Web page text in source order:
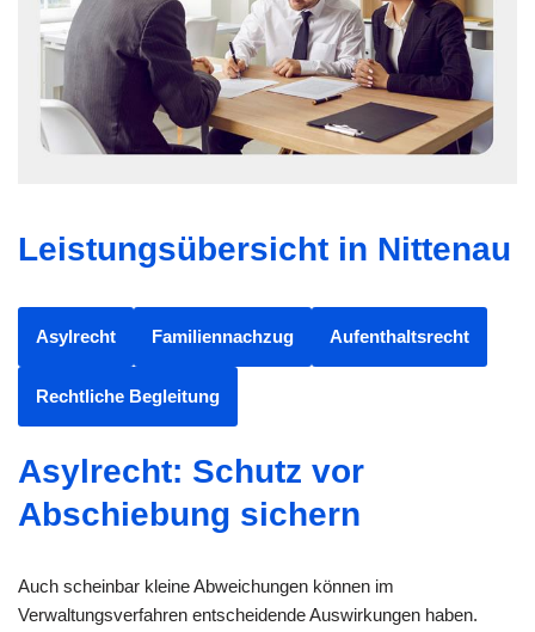
Leistungsübersicht in Nittenau
Asylrecht Familiennachzug Aufenthaltsrecht
Rechtliche Begleitung
Asylrecht: Schutz vor
Abschiebung sichern
Auch scheinbar kleine Abweichungen können im
Verwaltungsverfahren entscheidende Auswirkungen haben.